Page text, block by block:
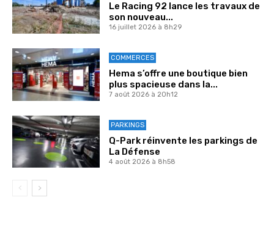
Le Racing 92 lance les travaux de
son nouveau...
16 juillet 2026 à 8h29
COMMERCES
Hema s’offre une boutique bien
plus spacieuse dans la...
7 août 2026 à 20h12
PARKINGS
Q-Park réinvente les parkings de
La Défense
4 août 2026 à 8h58